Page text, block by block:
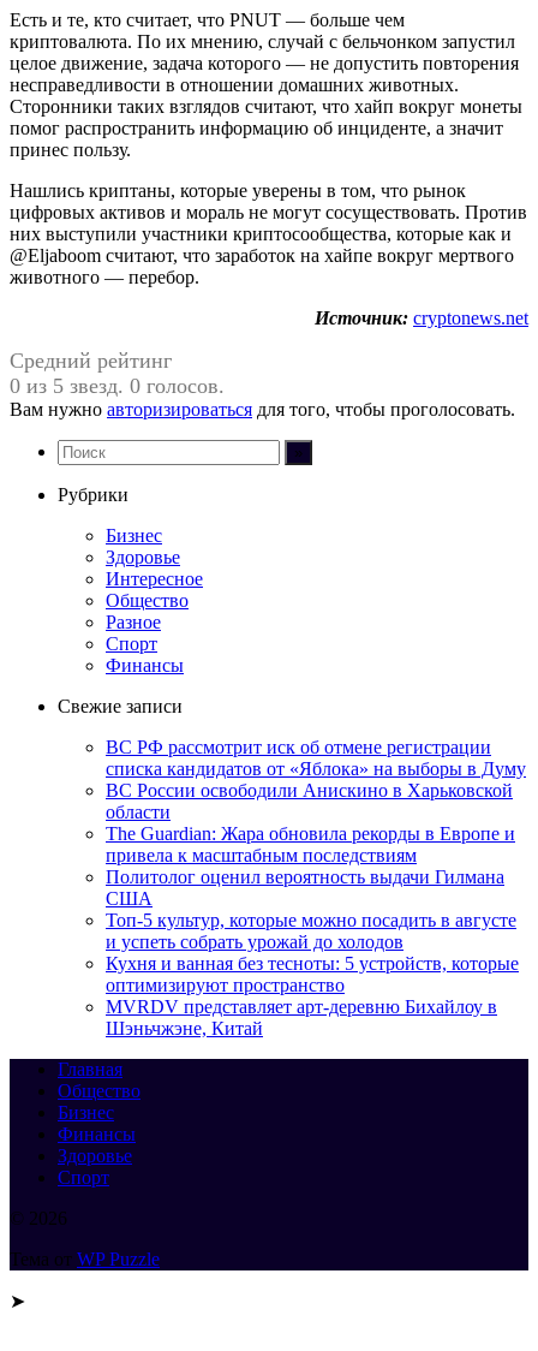
Есть и те, кто считает, что PNUT — больше чем
криптовалюта. По их мнению, случай с бельчонком запустил
целое движение, задача которого — не допустить повторения
несправедливости в отношении домашних животных.
Сторонники таких взглядов считают, что хайп вокруг монеты
помог распространить информацию об инциденте, а значит
принес пользу.
Нашлись криптаны, которые уверены в том, что рынок
цифровых активов и мораль не могут сосуществовать. Против
них выступили участники криптосообщества, которые как и
@Eljaboom считают, что заработок на хайпе вокруг мертвого
животного — перебор.
Источник: cryptonews.net
Средний рейтинг
0 из 5 звезд. 0 голосов.
Вам нужно авторизироваться для того, чтобы проголосовать.
Рубрики
Бизнес
Здоровье
Интересное
Общество
Разное
Спорт
Финансы
Свежие записи
ВС РФ рассмотрит иск об отмене регистрации
списка кандидатов от «Яблока» на выборы в Думу
ВС России освободили Анискино в Харьковской
области
The Guardian: Жара обновила рекорды в Европе и
привела к масштабным последствиям
Политолог оценил вероятность выдачи Гилмана
США
Топ-5 культур, которые можно посадить в августе
и успеть собрать урожай до холодов
Кухня и ванная без тесноты: 5 устройств, которые
оптимизируют пространство
MVRDV представляет арт-деревню Бихайлоу в
Шэньчжэне, Китай
Главная
Общество
Бизнес
Финансы
Здоровье
Спорт
© 2026
Тема от WP Puzzle
➤